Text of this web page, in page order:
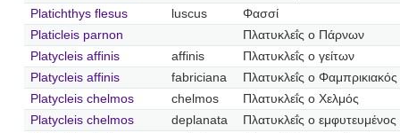
Platichthys flesus
luscus
Φασσί
Platicleis parnon
Πλατυκλεΐς ο Πάρνων
Platycleis affinis
affinis
Πλατυκλεΐς ο γείτων
Platycleis affinis
fabriciana
Πλατυκλεΐς ο Φαμπρικιακός
Platycleis chelmos
chelmos
Πλατυκλεΐς ο Χελμός
Platycleis chelmos
deplanata
Πλατυκλεΐς ο εμφυτευμένος